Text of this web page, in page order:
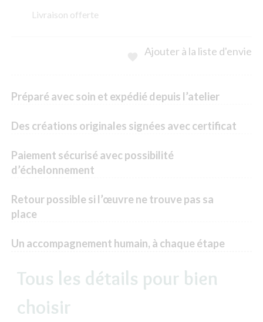
Livraison offerte
Ajouter à la liste d'envie
Préparé avec soin et expédié depuis l’atelier
Des créations originales signées avec certificat
Paiement sécurisé avec possibilité
d’échelonnement
Retour possible si l’œuvre ne trouve pas sa
place
Un accompagnement humain, à chaque étape
Tous les détails pour bien
choisir